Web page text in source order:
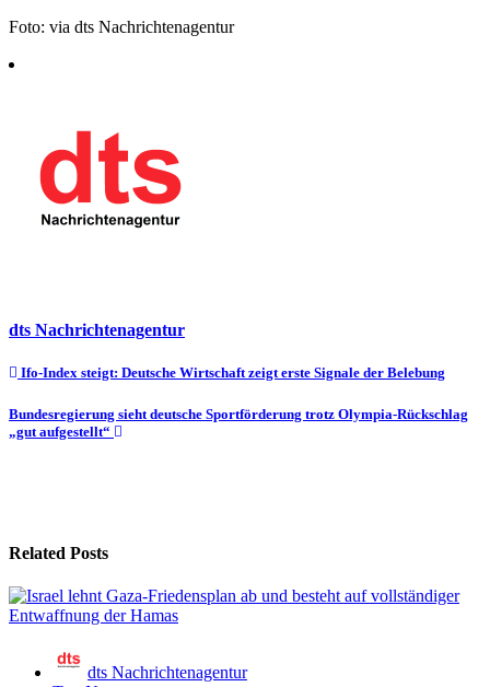
Foto: via dts Nachrichtenagentur
dts Nachrichtenagentur
Beitragsnavigation
Ifo-Index steigt: Deutsche Wirtschaft zeigt erste Signale der Belebung
Bundesregierung sieht deutsche Sportförderung trotz Olympia-Rückschlag
„gut aufgestellt“
Related Posts
dts Nachrichtenagentur